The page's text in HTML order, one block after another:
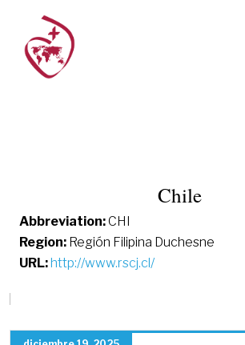
Chile
Abbreviation:CHI
Region: Región Filipina Duchesne
URL:http://www.rscj.cl/